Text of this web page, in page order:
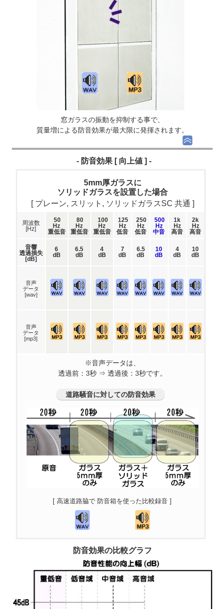
窓ガラスの振動を抑制する事で、
質量増による防音効果が最大限に発揮されます。
- 防音効果 [ 向上値 ] -
5mm厚ガラスに
ソリッドガラスを設置した場合
[ プレーン, スリット, ソリッドガラスSC 共通 ]
周波数
[Hz]
50
Hz
重低音
80
Hz
重低音
100
Hz
重低音
125
Hz
低音
250
Hz
低音
500
Hz
中音
1k
Hz
高音
2k
Hz
高音
音響
透過損失
[dB]
6
dB
6.5
dB
4
dB
7
dB
6.5
dB
10
dB
4
dB
10
dB
音声
データ
[wav]
音声
データ
[mp3]
※音声データは、
透過前：3秒 ⇒ 透過後：3秒です。
道路騒音に対しての防音効果
[ 高速道路脇で 防音箱を使った比較録音 ]
防音効果の比較グラフ